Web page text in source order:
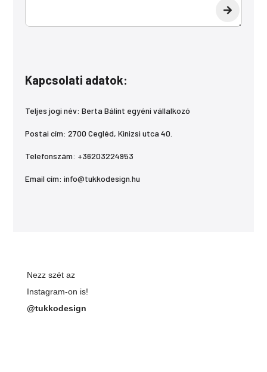
Kapcsolati adatok:
Teljes jogi név: Berta Bálint egyéni vállalkozó
Postai cím: 2700 Cegléd, Kinizsi utca 40.
Telefonszám: +36203224953
Email cím: info@tukkodesign.hu
Nezz szét az
Instagram-on is!
@tukkodesign